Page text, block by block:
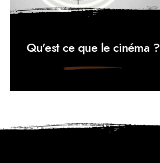
Qu’est ce que le cinéma ?